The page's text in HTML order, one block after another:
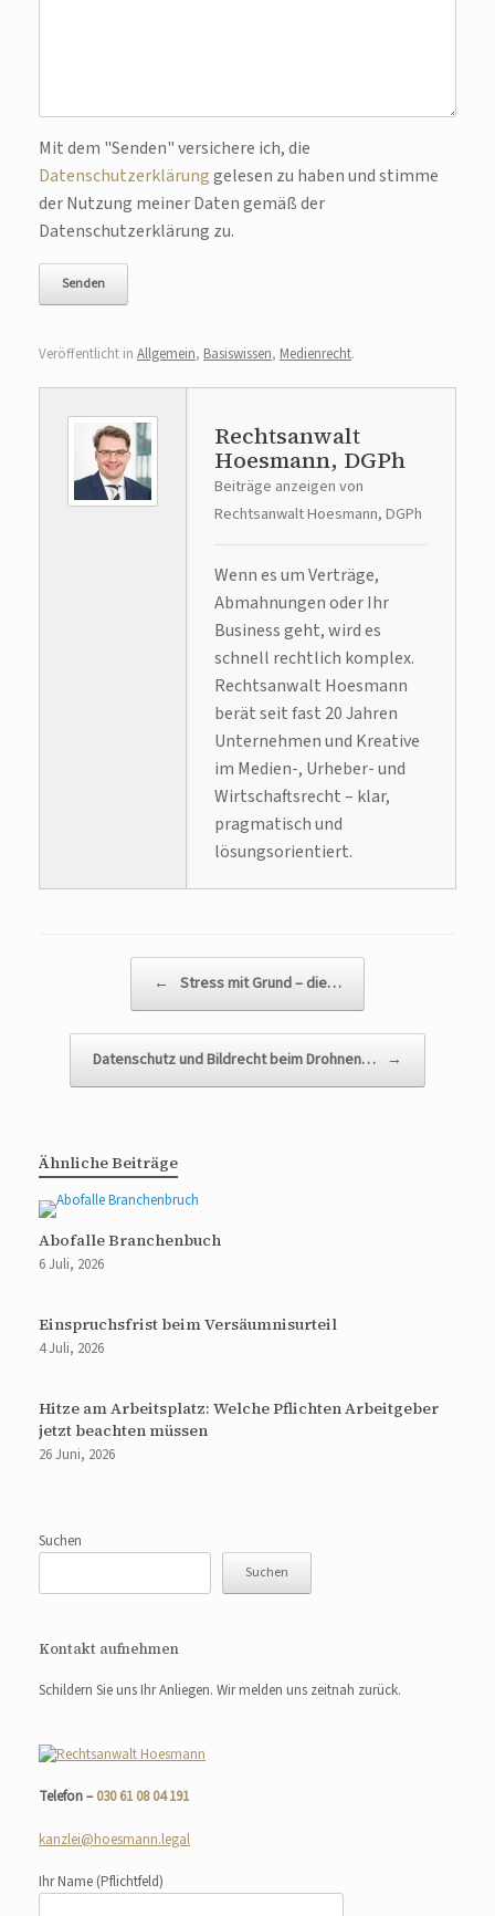
Bitte lasse dieses Feld leer.
Mit dem "Senden" versichere ich, die
Datenschutzerklärunggelesen zu haben und stimme
der Nutzung meiner Daten gemäß der
Datenschutzerklärung zu.
Veröffentlicht in Allgemein, Basiswissen, Medienrecht.
Rechtsanwalt
Hoesmann, DGPh
Beiträge anzeigen von
Rechtsanwalt Hoesmann, DGPh
Wenn es um Verträge,
Abmahnungen oder Ihr
Business geht, wird es
schnell rechtlich komplex.
Rechtsanwalt Hoesmann
berät seit fast 20 Jahren
Unternehmen und Kreative
im Medien-, Urheber- und
Wirtschaftsrecht – klar,
pragmatisch und
lösungsorientiert.
← Stress mit Grund – die…
Datenschutz und Bildrecht beim Drohnen… →
Ähnliche Beiträge
Abofalle Branchenbuch
6 Juli, 2026
Einspruchsfrist beim Versäumnisurteil
4 Juli, 2026
Hitze am Arbeitsplatz: Welche Pflichten Arbeitgeber
jetzt beachten müssen
26 Juni, 2026
Suchen
Suchen
Kontakt aufnehmen
Schildern Sie uns Ihr Anliegen. Wir melden uns zeitnah zurück.
Telefon –030 61 08 04 191
kanzlei@hoesmann.legal
Ihr Name (Pflichtfeld)